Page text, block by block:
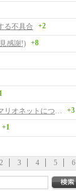
る不具合
+2
感謝!) +8
メロディックパペッティアのエコーマリオネットについて
+3
+1
2 3 4 5 6